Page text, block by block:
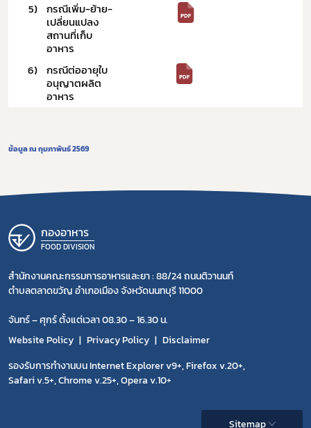
5)
กรณีเพิ่ม-ย้าย-
เปลี่ยนแปลง
สถานที่เก็บ
อาหาร
6)
กรณีต่ออายุใบ
อนุญาตผลิต
อาหาร
ข้อมูล ณ กุมภาพันธ์ 2569
กองอาหาร
FOOD DIVISION
สำนักงานคณะกรรมการอาหารและยา : 88/24 ถนนติวานนท์
ตำบลตลาดขวัญ อำเภอเมือง จังหวัดนนทบุรี 11000
จันทร์ – ศุกร์ ตั้งแต่เวลา 08.30 – 16.30 น.
Website Policy
Privacy Policy
Disclaimer
รองรับการทำงานบน Internet Explorer v9+, Firefox v.20+,
Safari v.5+, Chrome v.25+, Opera v.10+
Sitemap